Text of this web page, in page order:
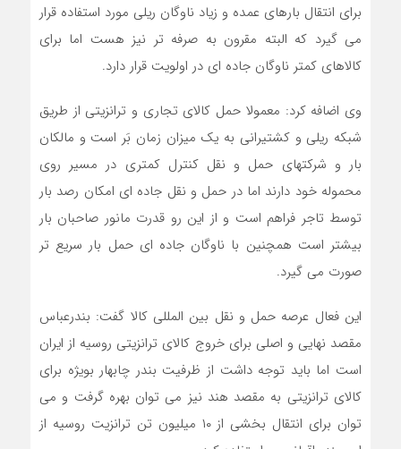
برای انتقال بارهای عمده و زیاد ناوگان ریلی مورد استفاده قرار
می گیرد که البته مقرون به صرفه تر نیز هست اما برای
کالاهای کمتر ناوگان جاده ای در اولویت قرار دارد.
وی اضافه کرد: معمولا حمل کالای تجاری و ترانزیتی از طریق
شبکه ریلی و کشتیرانی به یک میزان زمان بَر است و مالکان
بار و شرکتهای حمل و نقل کنترل کمتری در مسیر روی
محموله خود دارند اما در حمل و نقل جاده ای امکان رصد بار
توسط تاجر فراهم است و از این رو قدرت مانور صاحبان بار
بیشتر است همچنین با ناوگان جاده ای حمل بار سریع تر
صورت می گیرد.
این فعال عرصه حمل و نقل بین المللی کالا گفت: بندرعباس
مقصد نهایی و اصلی برای خروج کالای ترانزیتی روسیه از ایران
است اما باید توجه داشت از ظرفیت بندر چابهار بویژه برای
کالای ترانزیتی به مقصد هند نیز می توان بهره گرفت و می
توان برای انتقال بخشی از ۱۰ میلیون تن ترانزیت روسیه از